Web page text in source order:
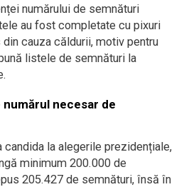
numărului de semnături
au fost completate cu pixuri
cauza căldurii, motiv pentru
listele de semnături la
numărul necesar de
candida la alegerile prezidențiale,
minimum 200.000 de
205.427 de semnături, însă în